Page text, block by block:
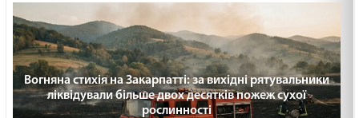
Вогняна стихія на Закарпатті: за вихідні рятувальники
ліквідували більше двох десятків пожеж сухої
рослинності